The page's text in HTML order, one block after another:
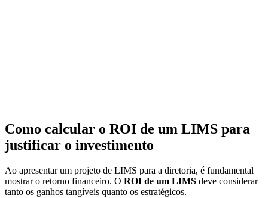
Como calcular o ROI de um LIMS para
justificar o investimento
Ao apresentar um projeto de LIMS para a diretoria, é fundamental
mostrar o retorno financeiro. O ROI de um LIMS deve considerar
tanto os ganhos tangíveis quanto os estratégicos.